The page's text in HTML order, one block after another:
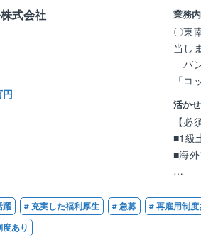
その
さら
の開
マ
で
■技
木
ます
そ
持管
改善
施工
か月
・2
らに
◎海
月）
◎英
【数
外売
★海
式会社 業務
〇東
当し
バ
「
お任
※今
向性
【具
■現
理、
■資
活か
【必
■1級
■海
■英
躍 # 充実した福利厚生 # 急募 # 再雇用制度
あり